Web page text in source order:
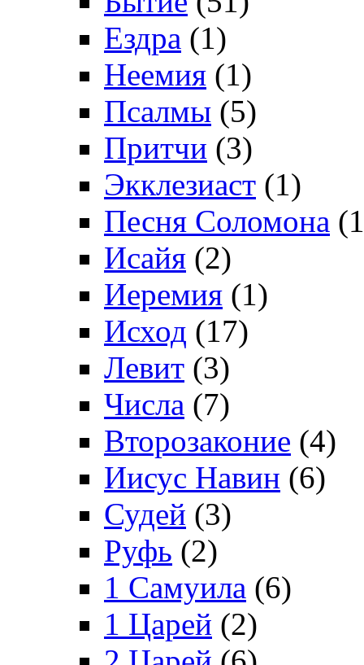
Ездра (1)
Неемия (1)
Псалмы (5)
Притчи (3)
Экклезиаст (1)
Песня Соломона
Исайя (2)
Иеремия (1)
Исход (17)
Левит (3)
Числа (7)
Второзаконие (4)
Иисус Навин (6)
Судей (3)
Руфь (2)
1 Самуила (6)
1 Царей (2)